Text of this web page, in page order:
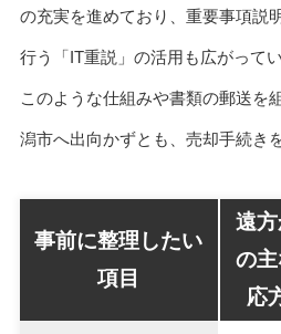
の充実を進めており、重要事項説
行う「IT重説」の活用も広がってい
このような仕組みや書類の郵送を
潟市へ出向かずとも、売却手続き
事前に整理したい
項目
遠
の
応